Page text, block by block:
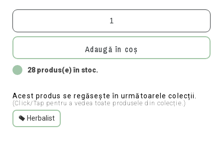
Adaugă în coș
28 produs(e) în stoc.
Acest produs se regăsește în următoarele colecții.
(Click/Tap pentru a vedea toate produsele din colecție.)
Herbalist